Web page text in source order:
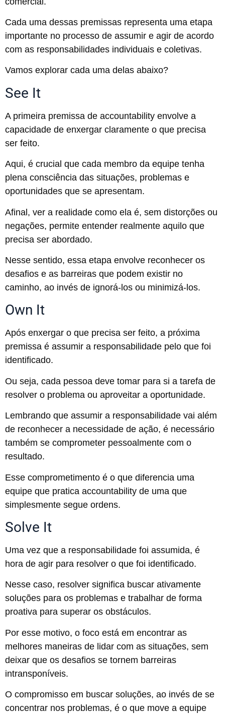
Cada uma dessas premissas representa uma etapa
importante no processo de assumir e agir de acordo
com as responsabilidades individuais e coletivas.
Vamos explorar cada uma delas abaixo?
See It
A primeira premissa de accountability envolve a
capacidade de enxergar claramente o que precisa
ser feito.
Aqui, é crucial que cada membro da equipe tenha
plena consciência das situações, problemas e
oportunidades que se apresentam.
Afinal, ver a realidade como ela é, sem distorções ou
negações, permite entender realmente aquilo que
precisa ser abordado.
Nesse sentido, essa etapa envolve reconhecer os
desafios e as barreiras que podem existir no
caminho, ao invés de ignorá-los ou minimizá-los.
Own It
Após enxergar o que precisa ser feito, a próxima
premissa é assumir a responsabilidade pelo que foi
identificado.
Ou seja, cada pessoa deve tomar para si a tarefa de
resolver o problema ou aproveitar a oportunidade.
Lembrando que assumir a responsabilidade vai além
de reconhecer a necessidade de ação, é necessário
também se comprometer pessoalmente com o
resultado.
Esse comprometimento é o que diferencia uma
equipe que pratica accountability de uma que
simplesmente segue ordens.
Solve It
Uma vez que a responsabilidade foi assumida, é
hora de agir para resolver o que foi identificado.
Nesse caso, resolver significa buscar ativamente
soluções para os problemas e trabalhar de forma
proativa para superar os obstáculos.
Por esse motivo, o foco está em encontrar as
melhores maneiras de lidar com as situações, sem
deixar que os desafios se tornem barreiras
intransponíveis.
O compromisso em buscar soluções, ao invés de se
concentrar nos problemas, é o que move a equipe